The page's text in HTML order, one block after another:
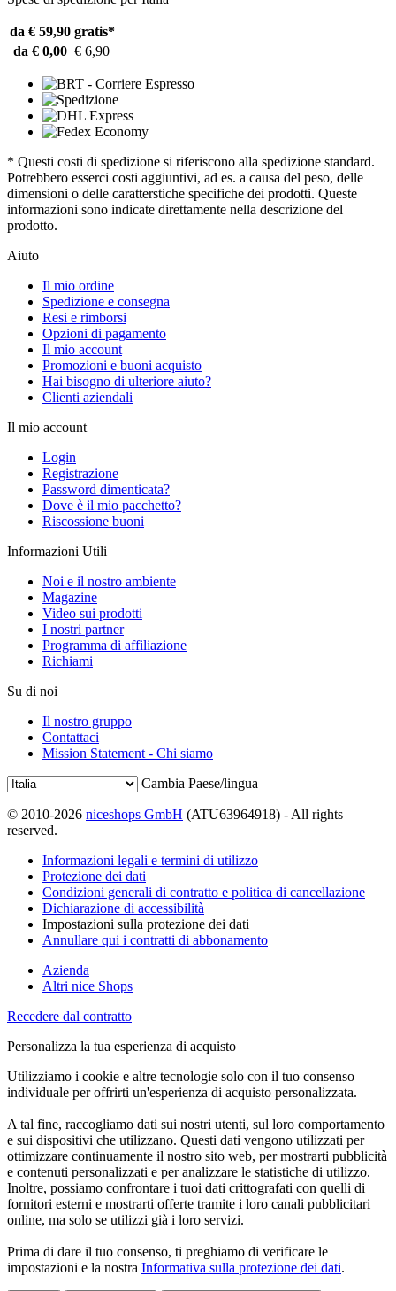
da € 59,90 gratis*
da € 0,00 € 6,90
* Questi costi di spedizione si riferiscono alla spedizione standard.
Potrebbero esserci costi aggiuntivi, ad es. a causa del peso, delle
dimensioni o delle caratterstiche specifiche dei prodotti. Queste
informazioni sono indicate direttamente nella descrizione del
prodotto.
Aiuto
Il mio ordine
Spedizione e consegna
Resi e rimborsi
Opzioni di pagamento
Il mio account
Promozioni e buoni acquisto
Hai bisogno di ulteriore aiuto?
Clienti aziendali
Il mio account
Login
Registrazione
Password dimenticata?
Dove è il mio pacchetto?
Riscossione buoni
Informazioni Utili
Noi e il nostro ambiente
Magazine
Video sui prodotti
I nostri partner
Programma di affiliazione
Richiami
Su di noi
Il nostro gruppo
Contattaci
Mission Statement - Chi siamo
Cambia Paese/lingua
© 2010-2026 niceshops GmbH (ATU63964918) - All rights
reserved.
Informazioni legali e termini di utilizzo
Protezione dei dati
Condizioni generali di contratto e politica di cancellazione
Dichiarazione di accessibilità
Impostazioni sulla protezione dei dati
Annullare qui i contratti di abbonamento
Azienda
Altri nice Shops
Recedere dal contratto
Personalizza la tua esperienza di acquisto
Utilizziamo i cookie e altre tecnologie solo con il tuo consenso
individuale per offrirti un'esperienza di acquisto personalizzata.
A tal fine, raccogliamo dati sui nostri utenti, sul loro comportamento
e sui dispositivi che utilizzano. Questi dati vengono utilizzati per
ottimizzare continuamente il nostro sito web, per mostrarti pubblicità
e contenuti personalizzati e per analizzare le statistiche di utilizzo.
Inoltre, possiamo confrontare i tuoi dati crittografati con quelli di
fornitori esterni e mostrarti offerte tramite i loro canali pubblicitari
online, ma solo se utilizzi già i loro servizi.
Prima di dare il tuo consenso, ti preghiamo di verificare le
impostazioni e la nostra Informativa sulla protezione dei dati.